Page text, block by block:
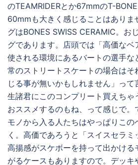
のTEAMRIDERとか67mmのT-
60mmも大きく感じることはありま
グはBONES SWISS CERAMIC。お
グであります。店頭では「高価な
使される環境にあるバートの選手な
常のストリートスケートの場合はそ
じる事が無いかもしれません」っ
生諸君にこのコンプリート買えちゃ
おススメするのもね、って感じで
モノから入る人たちはやっぱりこの
く。高価であろうと「スイスセラ
高揚感がスケボーを持って出かける
がるケースもありますので。デッ